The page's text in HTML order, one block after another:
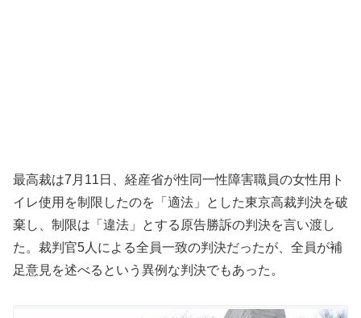
最高裁は7月11日、経産省が性同一性障害職員の女性用ト
イレ使用を制限したのを「適法」とした東京高裁判決を破
棄し、制限は「違法」とする原告勝訴の判決を言い渡し
た。裁判官5人による全員一致の判決だったが、全員が補
足意見を述べるという異例な判決でもあった。